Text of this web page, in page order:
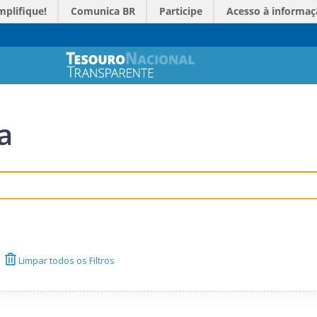
Comunica BR Participe Acesso à
Limpar todos os Filtros